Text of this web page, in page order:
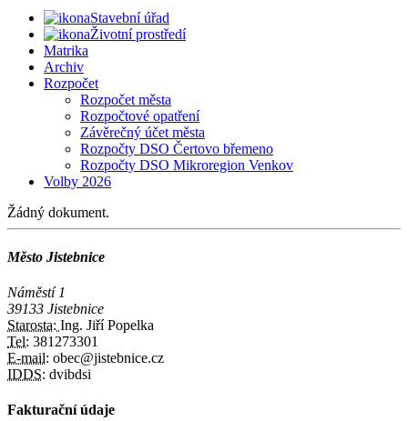
Stavební úřad
Životní prostředí
Matrika
Archiv
Rozpočet
Rozpočet města
Rozpočtové opatření
Závěrečný účet města
Rozpočty DSO Čertovo břemeno
Rozpočty DSO Mikroregion Venkov
Volby 2026
Žádný dokument.
Město Jistebnice
Náměstí 1
39133 Jistebnice
Starosta: Ing. Jiří Popelka
Tel: 381273301
E-mail: obec@jistebnice.cz
IDDS: dvibdsi
Fakturační údaje